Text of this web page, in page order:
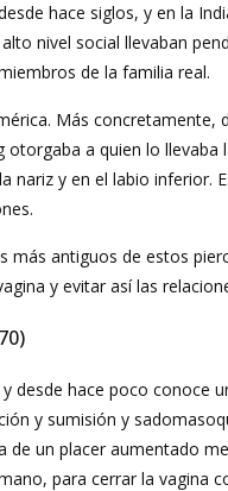
hace siglos, y en la
nivel social llevaban
de la familia real.
Más concretamente,
a quien lo
nariz y en el labio inferior.
antiguos de estos
y evitar así las
desde hace poco
y sumisión y
un placer aumentado
para cerrar la